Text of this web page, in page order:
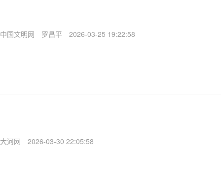
中国文明网 罗昌平 2026-03-25 19:22:58
大河网 2026-03-30 22:05:58